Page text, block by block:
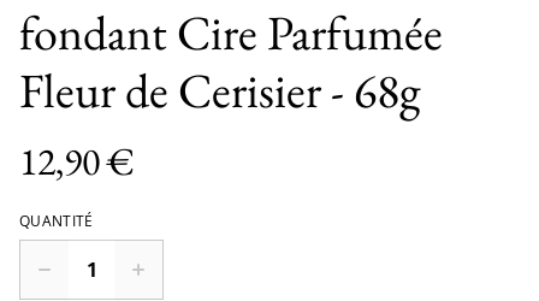
fondant Cire Parfumée
Fleur de Cerisier - 68g
12,90 €
QUANTITÉ